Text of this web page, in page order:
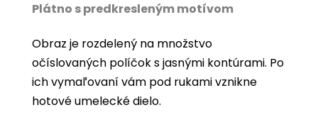
Plátno s predkresleným motívom
Obraz je rozdelený na množstvo
očíslovaných políčok s jasnými kontúrami. Po
ich vymaľovaní vám pod rukami vznikne
hotové umelecké dielo.